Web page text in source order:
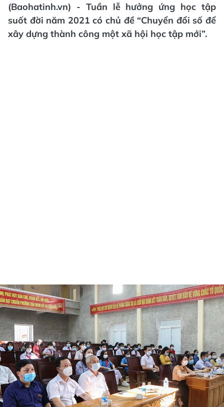
(Baohatinh.vn) - Tuần lễ hưởng ứng học tập
suốt đời năm 2021 có chủ đề “Chuyển đổi số để
xây dựng thành công một xã hội học tập mới”.